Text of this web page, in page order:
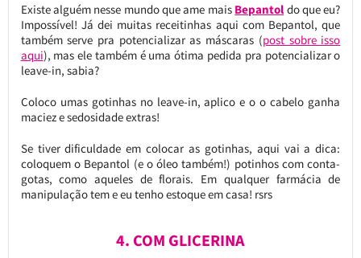
Existe alguém nesse mundo que ame mais Bepantol do que eu?
Impossível! Já dei muitas receitinhas aqui com Bepantol, que
também serve pra potencializar as máscaras (post sobre isso
aqui), mas ele também é uma ótima pedida pra potencializar o
leave-in, sabia?
Coloco umas gotinhas no leave-in, aplico e o o cabelo ganha
maciez e sedosidade extras!
Se tiver dificuldade em colocar as gotinhas, aqui vai a dica:
coloquem o Bepantol (e o óleo também!) potinhos com conta-
gotas, como aqueles de florais. Em qualquer farmácia de
manipulação tem e eu tenho estoque em casa! rsrs
4. COM GLICERINA